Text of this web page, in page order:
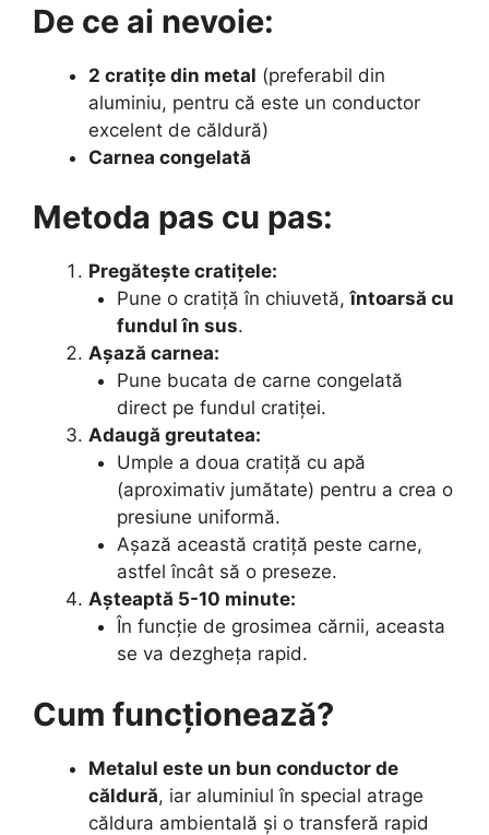
De ce ai nevoie:
2 cratițe din metal (preferabil din
aluminiu, pentru că este un conductor
excelent de căldură)
Carnea congelată
Metoda pas cu pas:
Pregătește cratițele:
Pune o cratiță în chiuvetă,întoarsă cu
fundul în sus.
Așază carnea:
Pune bucata de carne congelată
direct pe fundul cratiței.
Adaugă greutatea:
Umple a doua cratiță cu apă
(aproximativ jumătate) pentru a crea o
presiune uniformă.
Așază această cratiță peste carne,
astfel încât să o preseze.
Așteaptă 5-10 minute:
În funcție de grosimea cărnii, aceasta
se va dezgheța rapid.
Cum funcționează?
Metalul este un bun conductor de
căldură, iar aluminiul în special atrage
căldura ambientală și o transferă rapid